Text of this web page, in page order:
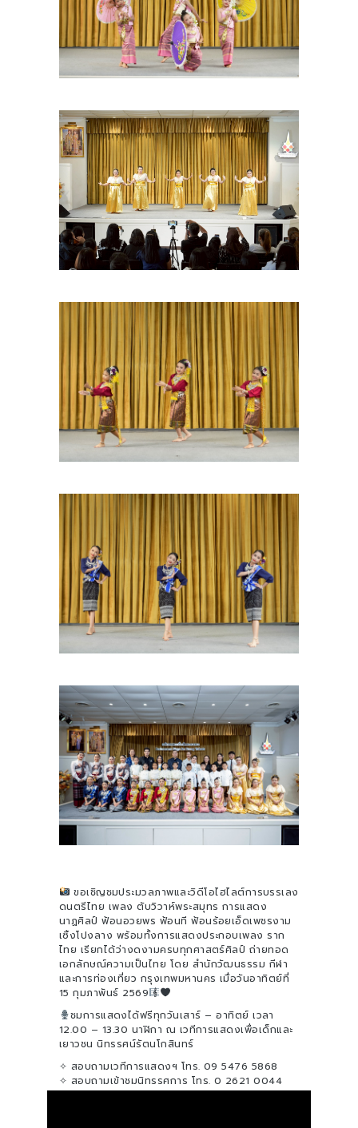
ขอเชิญชมประมวลภาพและวิดีโอไฮไลต์การบรรเลง
ดนตรีไทย เพลง ตับวิวาห์พระสมุทร การแสดง
นาฏศิลป์ ฟ้อนอวยพร ฟ้อนที ฟ้อนร้อยเอ็ดเพชรงาม
เซิ้งโปงลาง พร้อมทั้งการแสดงประกอบเพลง ราก
ไทย เรียกได้ว่างดงามครบทุกศาสตร์ศิลป์ ถ่ายทอด
เอกลักษณ์ความเป็นไทย โดย สำนักวัฒนธรรม กีฬา
และการท่องเที่ยว กรุงเทพมหานคร เมื่อวันอาทิตย์ที่
15 กุมภาพันธ์ 2569
ชมการแสดงได้ฟรีทุกวันเสาร์ – อาทิตย์ เวลา
12.00 – 13.30 นาฬิกา ณ เวทีการแสดงเพื่อเด็กและ
เยาวชน นิทรรศน์รัตนโกสินทร์
✧ สอบถามเวทีการแสดงฯ โทร. 09 5476 5868
✧ สอบถามเข้าชมนิทรรศการ โทร. 0 2621 0044